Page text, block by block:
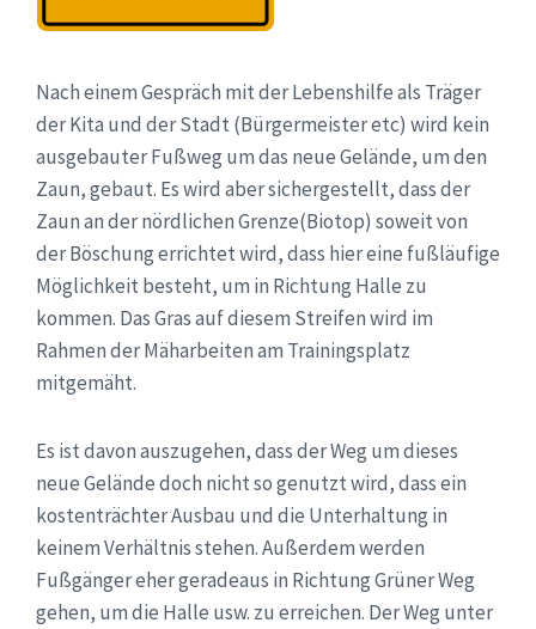
Nach einem Gespräch mit der Lebenshilfe als Träger
der Kita und der Stadt (Bürgermeister etc) wird kein
ausgebauter Fußweg um das neue Gelände, um den
Zaun, gebaut. Es wird aber sichergestellt, dass der
Zaun an der nördlichen Grenze(Biotop) soweit von
der Böschung errichtet wird, dass hier eine fußläufige
Möglichkeit besteht, um in Richtung Halle zu
kommen. Das Gras auf diesem Streifen wird im
Rahmen der Mäharbeiten am Trainingsplatz
mitgemäht.
Es ist davon auszugehen, dass der Weg um dieses
neue Gelände doch nicht so genutzt wird, dass ein
kostenträchter Ausbau und die Unterhaltung in
keinem Verhältnis stehen. Außerdem werden
Fußgänger eher geradeaus in Richtung Grüner Weg
gehen, um die Halle usw. zu erreichen. Der Weg unter